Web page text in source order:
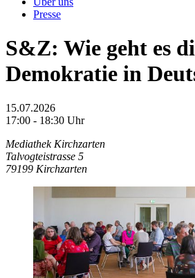
Presse
S&Z: Wie geht es
Demokratie in
15.07.2026
17:00 - 18:30 Uhr
Mediathek Kirchzarten
Talvogteistrasse 5
79199 Kirchzarten